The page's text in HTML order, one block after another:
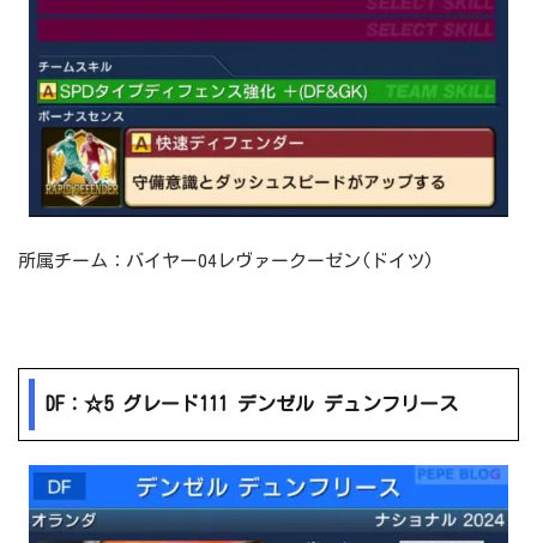
所属チーム：バイヤー04レヴァークーゼン(ドイツ)
DF：☆5 グレード111 デンゼル デュンフリース